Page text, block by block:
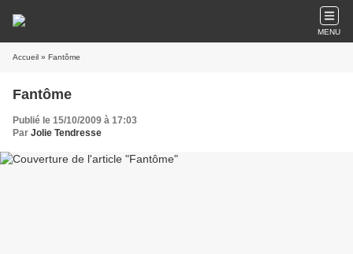
MENU
Accueil » Fantôme
Fantôme
Publié le 15/10/2009 à 17:03
Par Jolie Tendresse